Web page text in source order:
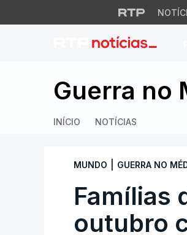
Famílias
Guerra no
INÍCIO NOTÍCIAS
MUNDO GUERRA NO
Famílias
outubro